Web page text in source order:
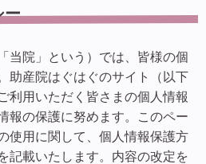
ー
当院」という）では、皆様の個
助産院はぐはぐのサイト（以下
利用いただく皆さまの個人情報
報の保護に努めます。このペー
使用に関して、個人情報保護方
記載いたします。内容の改定を